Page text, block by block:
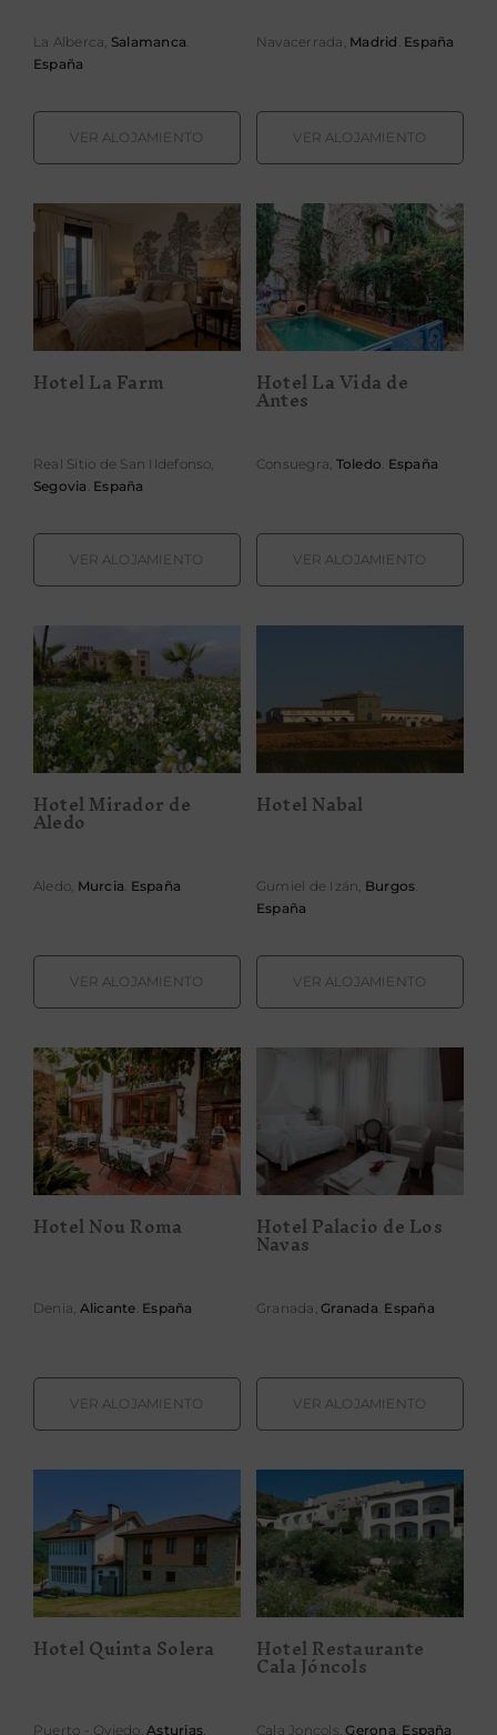
La Alberca, Salamanca.
España
VER ALOJAMIENTO
Navacerrada, Madrid . España
VER ALOJAMIENTO
Hotel La Farm
Hotel La Farm
Real Sitio de San Ildefonso,
Segovia . España
VER ALOJAMIENTO
Hotel La Vida
de Antes
Hotel La Vida de
Antes
Consuegra, Toledo. España
VER ALOJAMIENTO
Hotel Mirador
de Aledo
Hotel Mirador de
Aledo
Aledo, Murcia. España
VER ALOJAMIENTO
Hotel Nabal
Hotel Nabal
Gumiel de Izán, Burgos.
España
VER ALOJAMIENTO
Hotel Nou
Roma
Hotel Nou Roma
Denia, Alicante. España
VER ALOJAMIENTO
Hotel Palacio de
Los Navas
Hotel Palacio de Los
Navas
Granada,Granada. España
VER ALOJAMIENTO
Hotel Quinta
Solera
Hotel Quinta Solera
Puerto - Oviedo,Asturias.
Hotel
Restaurante
Cala Jóncols
Hotel Restaurante
Cala Jóncols
Cala Joncols,Gerona. España